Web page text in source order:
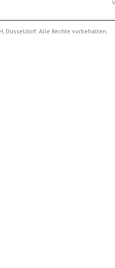
Düsseldorf. Alle Rechte vorbehalten.